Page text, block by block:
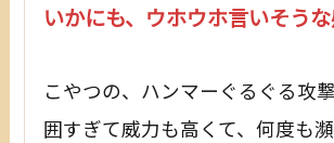
いかにも、ウホウホ言いそうな
こやつの、ハンマーぐるぐる攻
囲すぎて威力も高くて、何度も